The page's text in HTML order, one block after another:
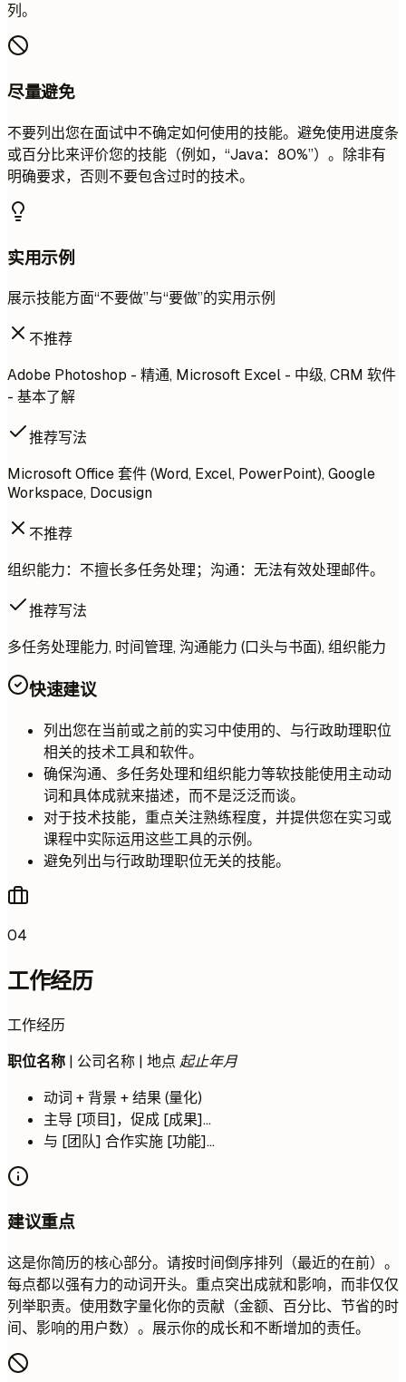
列。
尽量避免
不要列出您在面试中不确定如何使用的技能。避免使用进度条
或百分比来评价您的技能（例如，“Java：80%”）。除非有
明确要求，否则不要包含过时的技术。
实用示例
展示技能方面“不要做”与“要做”的实用示例
不推荐
Adobe Photoshop - 精通, Microsoft Excel - 中级, CRM 软件
- 基本了解
推荐写法
Microsoft Office 套件 (Word, Excel, PowerPoint), Google
Workspace, Docusign
不推荐
组织能力：不擅长多任务处理；沟通：无法有效处理邮件。
推荐写法
多任务处理能力, 时间管理, 沟通能力 (口头与书面), 组织能力
快速建议
列出您在当前或之前的实习中使用的、与行政助理职位
相关的技术工具和软件。
确保沟通、多任务处理和组织能力等软技能使用主动动
词和具体成就来描述，而不是泛泛而谈。
对于技术技能，重点关注熟练程度，并提供您在实习或
课程中实际运用这些工具的示例。
避免列出与行政助理职位无关的技能。
04
工作经历
工作经历
职位名称 | 公司名称 | 地点 起止年月
动词 + 背景 + 结果 (量化)
主导 [项目]，促成 [成果]...
与 [团队] 合作实施 [功能]...
建议重点
这是你简历的核心部分。请按时间倒序排列（最近的在前）。
每点都以强有力的动词开头。重点突出成就和影响，而非仅仅
列举职责。使用数字量化你的贡献（金额、百分比、节省的时
间、影响的用户数）。展示你的成长和不断增加的责任。